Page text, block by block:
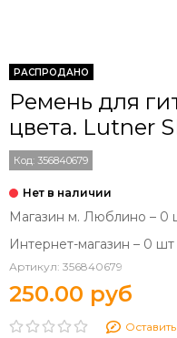
РАСПРОДАНО
Ремень для
цвета. Lutner
Код: 356840679
Магазин м. Люблино – 0
Интернет-магазин – 0 шт
Артикул: 356840679
250.00 руб